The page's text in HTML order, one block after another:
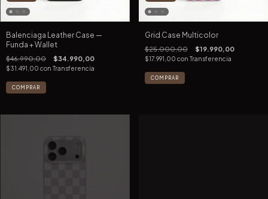
Balenciaga Leather Case —
Funda + Wallet
$46.990,00 $34.990,00
$31.491,00 con Transferencia
COMPRAR
Grid Case Multicolor
$25.000,00 $19.990,00
$17.991,00 con Transferencia
COMPRAR